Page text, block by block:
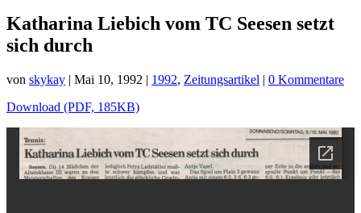
Katharina Liebich vom TC Seesen setzt
sich durch
von skykay | Mai 10, 1992 | 1992, Zeitungsartikel | 0 Kommentare
Download (PDF, 185KB)